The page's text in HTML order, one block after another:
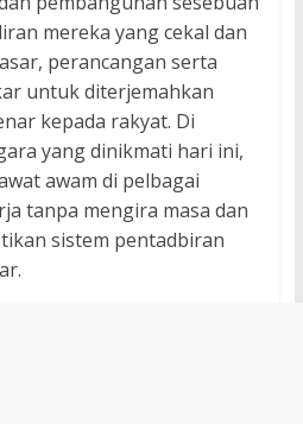
mereka yang cekal dan
perancangan serta
untuk diterjemahkan
kepada rakyat. Di
yang dinikmati hari ini,
awam di pelbagai
tanpa mengira masa dan
sistem pentadbiran